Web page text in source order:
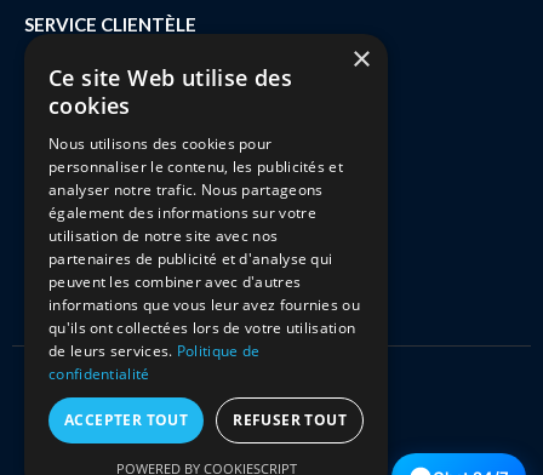
SERVICE CLIENTÈLE
Contact
Commande et Livraison
Paiements
Retours & Echanges
FAQ
Kitciel.com 2026 Tous droits réservés
×
Ce site Web utilise des
cookies
Nous utilisons des cookies pour
personnaliser le contenu, les publicités et
analyser notre trafic. Nous partageons
également des informations sur votre
utilisation de notre site avec nos
partenaires de publicité et d'analyse qui
peuvent les combiner avec d'autres
informations que vous leur avez fournies ou
qu'ils ont collectées lors de votre utilisation
de leurs services. Politique de
confidentialité
ACCEPTER TOUT REFUSER TOUT
POWERED BY COOKIESCRIPT